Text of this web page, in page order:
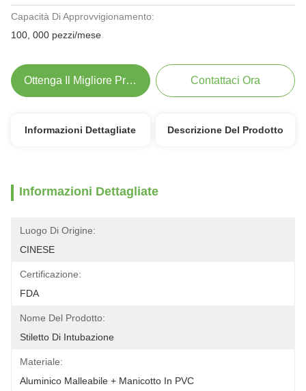
Capacità Di Approvvigionamento:
100, 000 pezzi/mese
Ottenga Il Migliore Prezzo Contattaci Ora
Informazioni Dettagliate Descrizione Del Prodotto
Informazioni Dettagliate
Luogo Di Origine:
CINESE
Certificazione:
FDA
Nome Del Prodotto:
Stiletto Di Intubazione
Materiale:
Aluminico Malleabile + Manicotto In PVC